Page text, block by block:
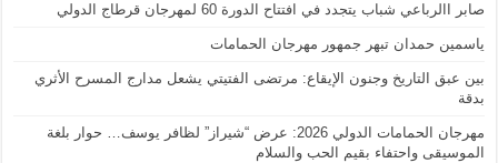
صابر االرباعي شباب يتجدد في افتتاح الدورة 60 لمهرجان قرطاج الدولي
ياسمين حمدان تبهر جمهور مهرجان الحمامات
بين عبق التاريخ وجنون الإيقاع: مرتضى الفتيتي يشعل مدارج المسرح الأثري
بدقة
مهرجان الحمامات الدولي 2026: عرض “شيراز” لظافر يوسف… حوار بلغة
الموسيقى واحتفاء بقيم الحب والسلام